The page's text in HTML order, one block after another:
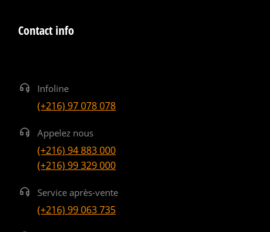
Contact info
Infoline
(+216) 97 078 078
Appelez nous
(+216) 94 883 000
(+216) 99 329 000
Service après-vente
(+216) 99 063 735